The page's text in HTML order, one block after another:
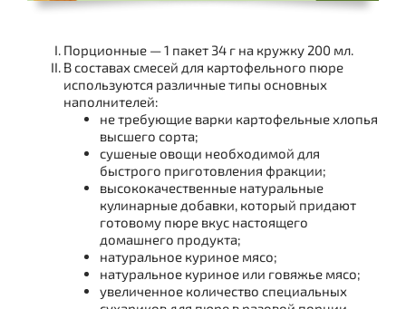
Порционные — 1 пакет 34 г на кружку 200 мл.
В составах смесей для картофельного пюре
используются различные типы основных
наполнителей:
не требующие варки картофельные хлопья
высшего сорта;
сушеные овощи необходимой для
быстрого приготовления фракции;
высококачественные натуральные
кулинарные добавки, который придают
готовому пюре вкус настоящего
домашнего продукта;
натуральное куриное мясо;
натуральное куриное или говяжье мясо;
увеличенное количество специальных